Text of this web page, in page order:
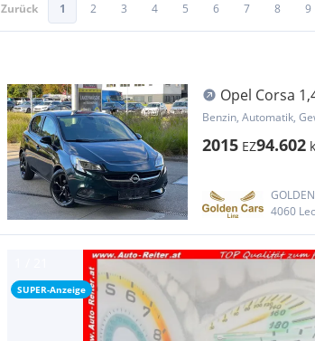
Zurück 1 2 3 4 5 6 7 8 9
Opel Corsa
Benzin, Automatik,
2015 EZ94.602
4060
SUPER-Anzeige